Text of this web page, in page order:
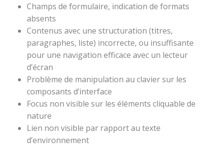
Champs de formulaire, indication de formats
absents
Contenus avec une structuration (titres,
paragraphes, liste) incorrecte, ou insuffisante
pour une navigation efficace avec un lecteur
d’écran
Problème de manipulation au clavier sur les
composants d’interface
Focus non visible sur les éléments cliquable de
nature
Lien non visible par rapport au texte
d’environnement